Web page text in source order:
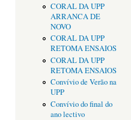
CORAL DA UPP
ARRANCA DE
NOVO
CORAL DA UPP
RETOMA ENSAIOS
CORAL DA UPP
RETOMA ENSAIOS
Convívio de Verão na
UPP
Convívio do final do
ano lectivo